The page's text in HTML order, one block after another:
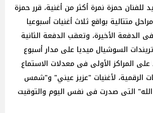
للفنان حمزة نمرة أكثر من أغنية، قرر حمزة
متتالية بواقع ثلاث أغنيات أسبوعيا
فى الدفعة الأخيرة، وتعقب الدفعة الثانية
السوشيال ميديا على مدار أسبوع
المراكز الأولى فى معدلات الاستماع
الرقمية، لأغنيات "عزيز عيني" و"شمس
التى صدرت فى نفس اليوم والتوقيت